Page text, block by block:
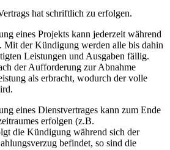
hat schriftlich zu erfolgen.
eines Projekts kann jederzeit während
der Kündigung werden alle bis dahin
Leistungen und Ausgaben fällig.
der Aufforderung zur Abnahme
als erbracht, wodurch der volle
eines Dienstvertrages kann zum Ende
erfolgen (z.B.
die Kündigung während sich der
befindet, so sind die